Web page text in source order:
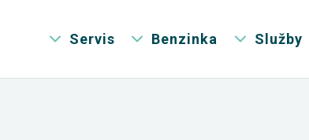
Servis Benzinka Služby